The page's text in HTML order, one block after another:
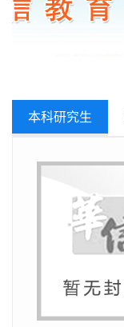
本科研究生